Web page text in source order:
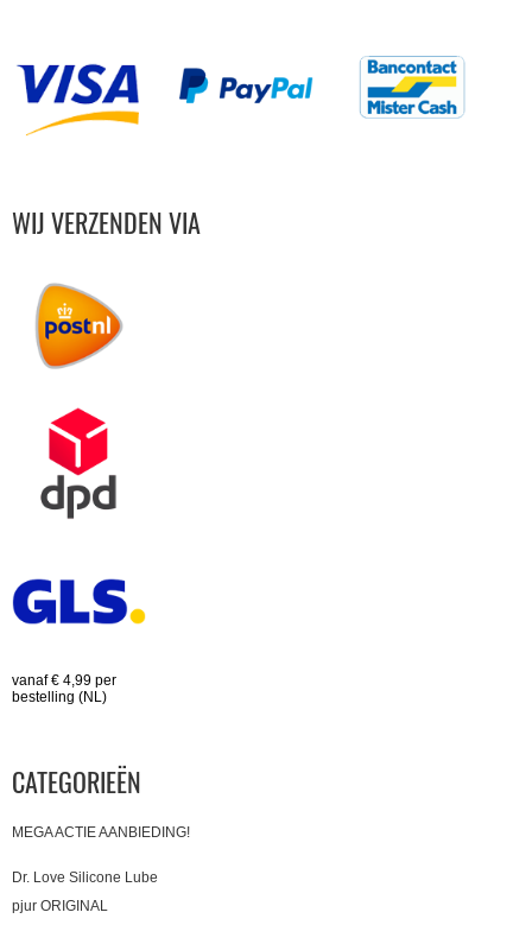
CATEGORIEËN
MEGA ACTIE AANBIEDING!
Dr. Love Silicone Lube
pjur ORIGINAL
WIJ VERZENDEN VIA
vanaf € 4,99 per
bestelling (NL)